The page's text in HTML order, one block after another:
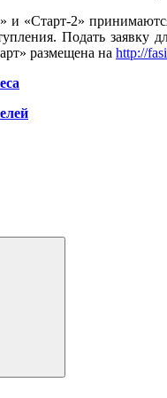
и «Старт-2»
Подать заявку
размещена на http://